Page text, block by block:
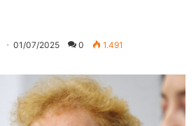
01/07/2025 0 1.491